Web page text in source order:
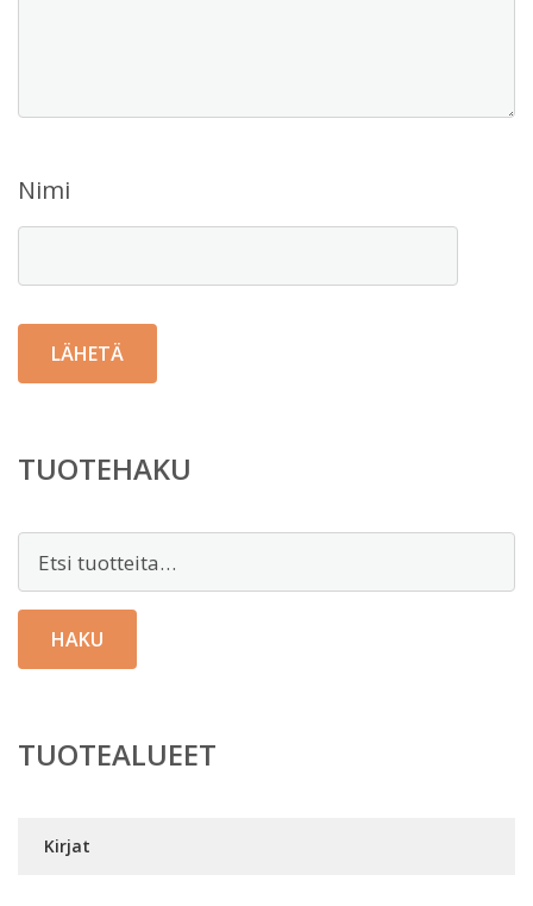
Nimi
TUOTEHAKU
HAKU
TUOTEALUEET
Kirjat